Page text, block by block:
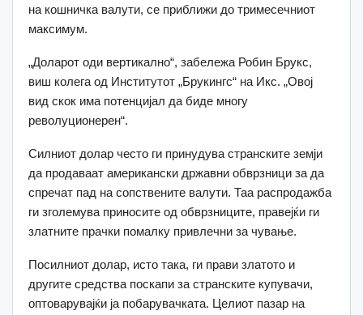
на кошничка валути, се приближи до тримесечниот
максимум.
„Доларот оди вертикално“, забележа Робин Брукс,
виш колега од Институтот „Брукингс“ на Икс. „Овој
вид скок има потенцијал да биде многу
револуционерен“.
Силниот долар често ги принудува странските земји
да продаваат американски државни обврзници за да
спречат пад на сопствените валути. Таа распродажба
ги зголемува приносите од обврзниците, правејќи ги
златните прачки помалку привлечни за чување.
Посилниот долар, исто така, ги прави златото и
другите средства поскапи за странските купувачи,
оптоварувајќи ја побарувачката. Целиот пазар на